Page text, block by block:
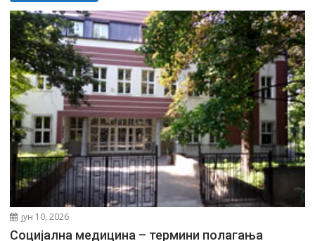
јун 10, 2026
Социјална медицина – термини полагања